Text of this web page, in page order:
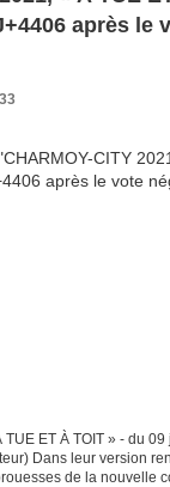
après le
ET À TOIT » - du
Dans leur version
de la nouvelle